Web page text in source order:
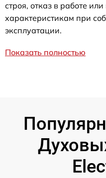
строя, отказ в работе
характеристикам при
эксплуатации.
Показать полностью